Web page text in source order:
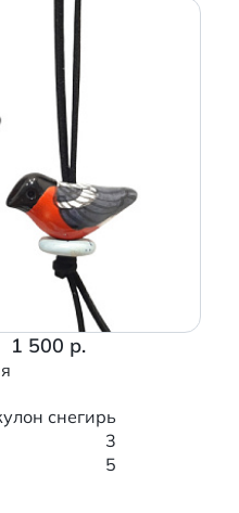
1 500 р.
снегирь
3
5